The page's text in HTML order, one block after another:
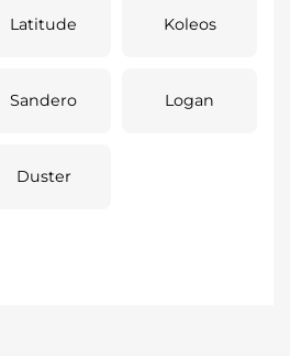
Latitude Koleos
Sandero Logan
Duster